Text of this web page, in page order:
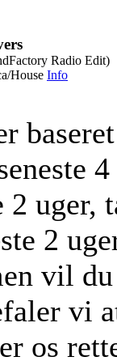
Radio Edit)
House Info
2
2
vil
vi
os